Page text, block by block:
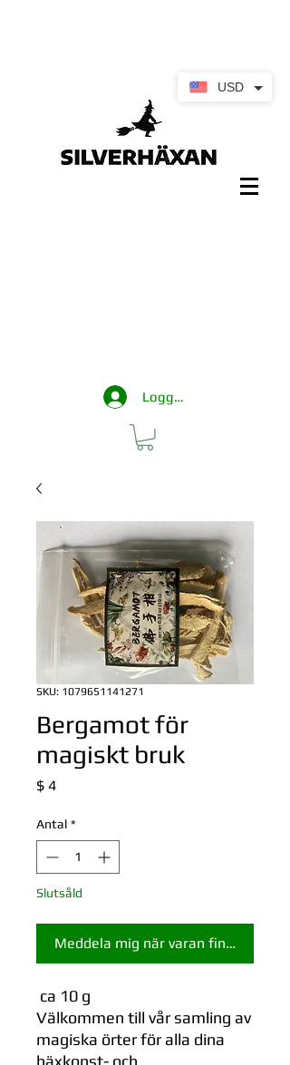
Logga in
SKU: 1079651141271
Bergamot för
magiskt bruk
$ 4Pris
Antal *
Slutsåld
Meddela mig när varan finns i lager
ca 10 g
Välkommen till vår samling av
magiska örter för alla dina
häxkonst- och
USD